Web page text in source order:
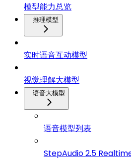
模型能力总览
推理模型
实时语音互动模型
视觉理解大模型
语音大模型
语音模型列表
StepAudio 2.5